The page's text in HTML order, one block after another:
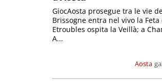
Aosta
GiocAosta prosegue tra le vie
Brissogne entra nel vivo la Feta
Etroubles ospita la Veillà; a
A...